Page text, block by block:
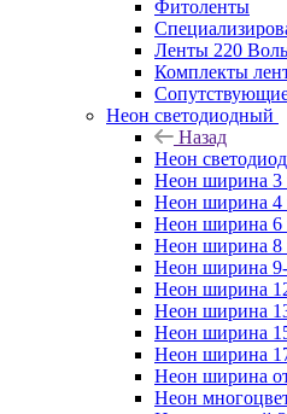
Фитоленты
Ленты 220
Комплекты
Неон светодиодный
Назад
Неон
Неон ширина
Неон ширина
Неон ширина
Неон ширина
Неон ширина
Неон ширина
Неон ширина
Неон ширина
Неон ширина
Неон ширина
Неон